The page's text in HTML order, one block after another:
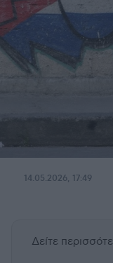
14.05.2026, 17:49
Δείτε